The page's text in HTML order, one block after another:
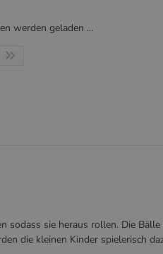
werden geladen ...
sie heraus rollen. Die
die kleinen Kinder spielerisch